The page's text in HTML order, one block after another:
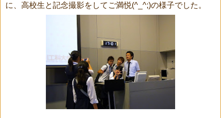
に、高校生と記念撮影をしてご満悦(^_^;)の様子でした。